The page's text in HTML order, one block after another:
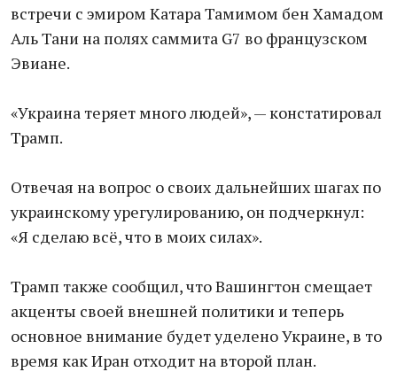
встречи с эмиром Катара Тамимом бен Хамадом
Аль Тани на полях саммита G7 во французском
Эвиане.
«Украина теряет много людей», — констатировал
Трамп.
Отвечая на вопрос о своих дальнейших шагах по
украинскому урегулированию, он подчеркнул:
«Я сделаю всё, что в моих силах».
Трамп также сообщил, что Вашингтон смещает
акценты своей внешней политики и теперь
основное внимание будет уделено Украине, в то
время как Иран отходит на второй план.